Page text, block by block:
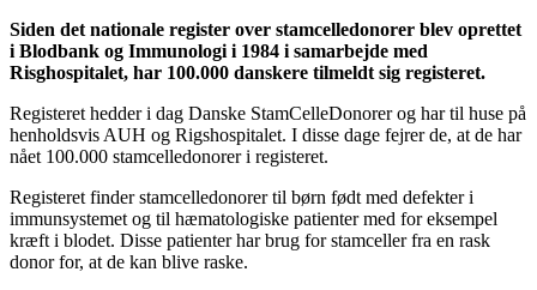
Siden det nationale register over stamcelledonorer blev oprettet
i Blodbank og Immunologi i 1984 i samarbejde med
Risghospitalet, har 100.000 danskere tilmeldt sig registeret.
Registeret hedder i dag Danske StamCelleDonorer og har til huse på
henholdsvis AUH og Rigshospitalet. I disse dage fejrer de, at de har
nået 100.000 stamcelledonorer i registeret.
Registeret finder stamcelledonorer til børn født med defekter i
immunsystemet og til hæmatologiske patienter med for eksempel
kræft i blodet. Disse patienter har brug for stamceller fra en rask
donor for, at de kan blive raske.